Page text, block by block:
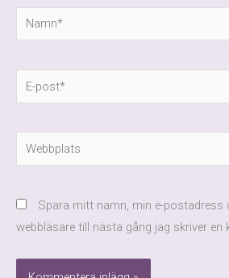
Namn*
post*
Webbplats
Spara mitt namn, min e-postadress
webbläsare till nästa gång jag skriver en